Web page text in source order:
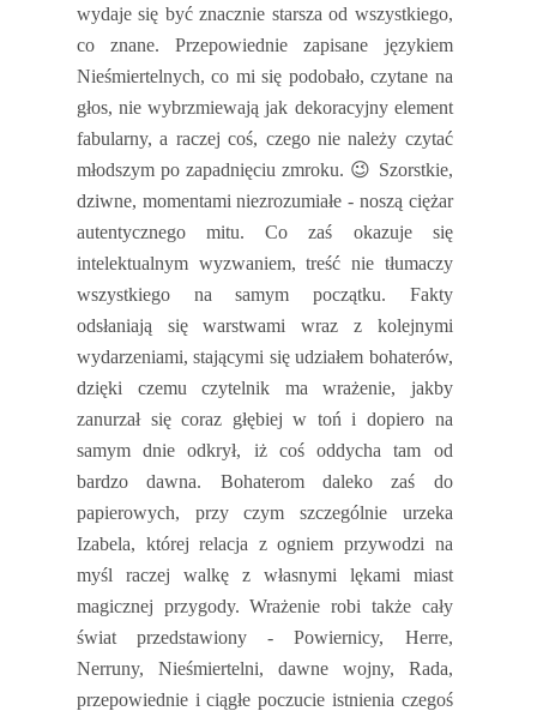
wydaje się być znacznie starsza od wszystkiego,
co znane. Przepowiednie zapisane językiem
Nieśmiertelnych, co mi się podobało, czytane na
głos, nie wybrzmiewają jak dekoracyjny element
fabularny, a raczej coś, czego nie należy czytać
młodszym po zapadnięciu zmroku. 😉 Szorstkie,
dziwne, momentami niezrozumiałe - noszą ciężar
autentycznego mitu. Co zaś okazuje się
intelektualnym wyzwaniem, treść nie tłumaczy
wszystkiego na samym początku. Fakty
odsłaniają się warstwami wraz z kolejnymi
wydarzeniami, stającymi się udziałem bohaterów,
dzięki czemu czytelnik ma wrażenie, jakby
zanurzał się coraz głębiej w toń i dopiero na
samym dnie odkrył, iż coś oddycha tam od
bardzo dawna. Bohaterom daleko zaś do
papierowych, przy czym szczególnie urzeka
Izabela, której relacja z ogniem przywodzi na
myśl raczej walkę z własnymi lękami miast
magicznej przygody. Wrażenie robi także cały
świat przedstawiony - Powiernicy, Herre,
Nerruny, Nieśmiertelni, dawne wojny, Rada,
przepowiednie i ciągłe poczucie istnienia czegoś